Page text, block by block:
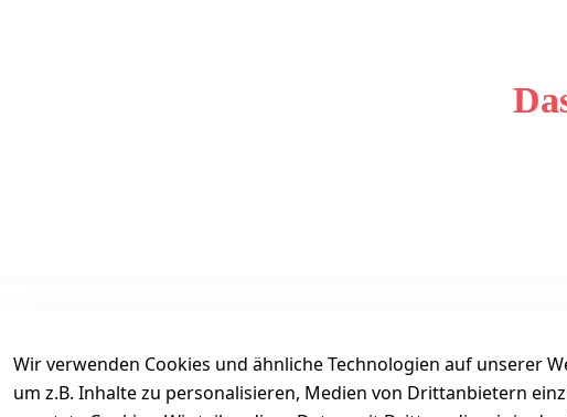
Wir verwenden Cookies und ähnliche Technologien auf unserer
um z.B. Inhalte zu personalisieren, Medien von Drittanbietern
AGB
Kasse